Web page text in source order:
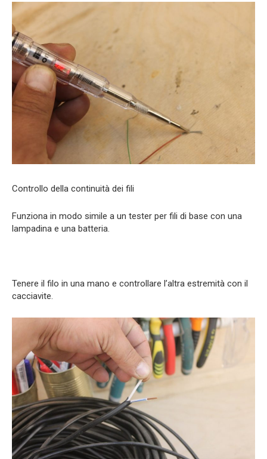
Controllo della continuità dei fili
Funziona in modo simile a un tester per fili di base con una
lampadina e una batteria.
Tenere il filo in una mano e controllare l’altra estremità con il
cacciavite.